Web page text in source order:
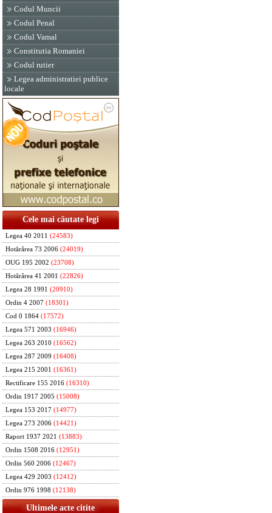
Codul Muncii
Codul Penal
Codul Vamal
Constitutia Romaniei
Codul rutier
Legea administratiei publice
locale
Cele mai căutate legi
Legea 40 2011 (24583)
Hotărârea 73 2006 (24019)
OUG 195 2002 (23708)
Hotărârea 41 2001 (22826)
Legea 28 1991 (20910)
Ordin 4 2007 (18301)
Cod 0 1864 (17572)
Legea 571 2003 (16946)
Legea 263 2010 (16562)
Legea 287 2009 (16408)
Legea 215 2001 (16361)
Rectificare 155 2016 (16310)
Ordin 1917 2005 (15008)
Legea 153 2017 (14977)
Legea 273 2006 (14421)
Raport 1937 2021 (13883)
Ordin 1508 2016 (12951)
Ordin 560 2006 (12467)
Legea 429 2003 (12412)
Ordin 976 1998 (12138)
Ultimele acte citite